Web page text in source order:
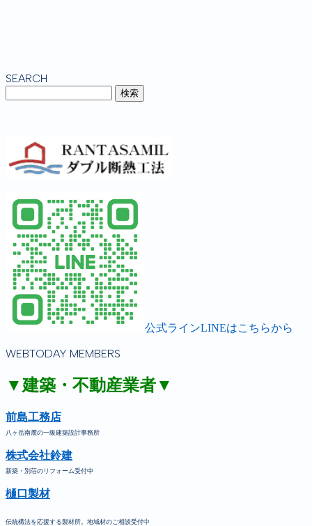
SEARCH
公式ラインLINEはこちらから
WEBTODAY MEMBERS
▼建築・不動産業者▼
前島工務店
八ヶ岳南麓の一級建築設計事務所
株式会社鈴建
新築・別荘のリフォーム受付中
樋口製材
伝統構法を応援する製材所。地域材のご相談受付中